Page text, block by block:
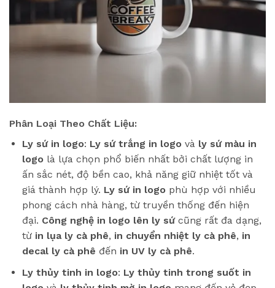
Phân Loại Theo Chất Liệu:
Ly sứ in logo: Ly sứ trắng in logovà ly sứ màu in
logolà lựa chọn phổ biến nhất bởi chất lượng in
ấn sắc nét, độ bền cao, khả năng giữ nhiệt tốt và
giá thành hợp lý. Ly sứ in logophù hợp với nhiều
phong cách nhà hàng, từ truyền thống đến hiện
đại. Công nghệ in logo lên ly sứcũng rất đa dạng,
từ in lụa ly cà phê, in chuyển nhiệt ly cà phê, in
decal ly cà phê đến in UV ly cà phê.
Ly thủy tinh in logo: Ly thủy tinh trong suốt in